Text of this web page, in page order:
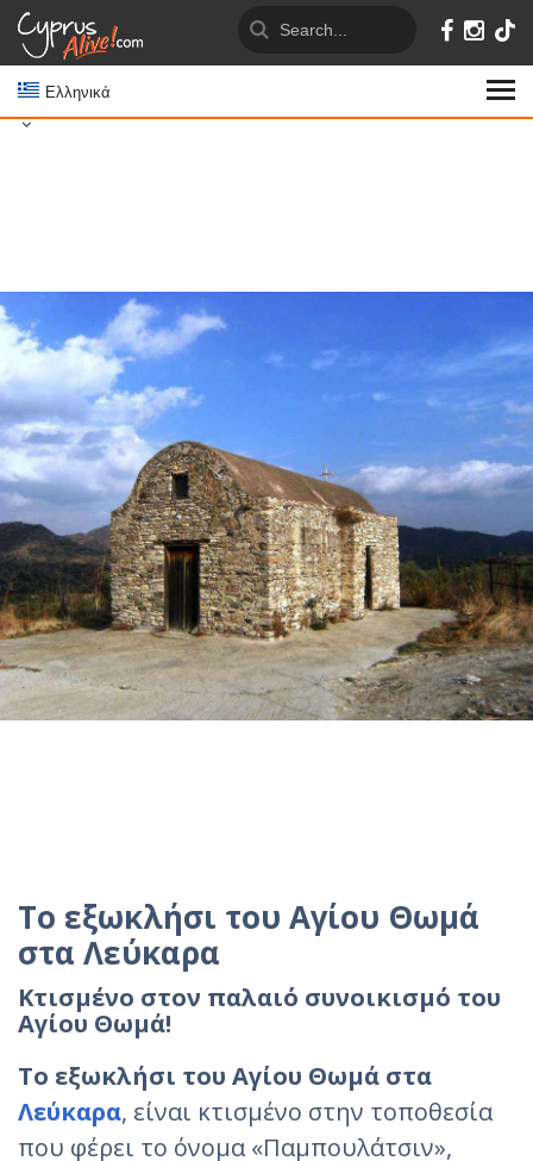
Ελληνικά
Το εξωκλήσι του Αγίου Θωμά
στα Λεύκαρα
Κτισμένο στον παλαιό συνοικισμό του
Αγίου Θωμά!
Τo εξωκλήσι του Αγίου Θωμά στα
Λεύκαρα, είναι κτισμένο στην τοποθεσία
που φέρει το όνομα «Παμπουλάτσιν»,